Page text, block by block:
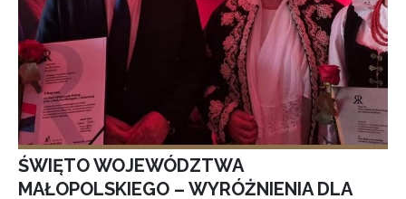
ŚWIĘTO WOJEWÓDZTWA
MAŁOPOLSKIEGO – WYRÓŻNIENIA DLA